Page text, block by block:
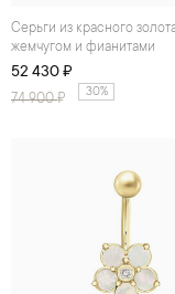
Серьги из красного золота с
жемчугом и фианитами
52 430 ₽
74 900₽ 30%